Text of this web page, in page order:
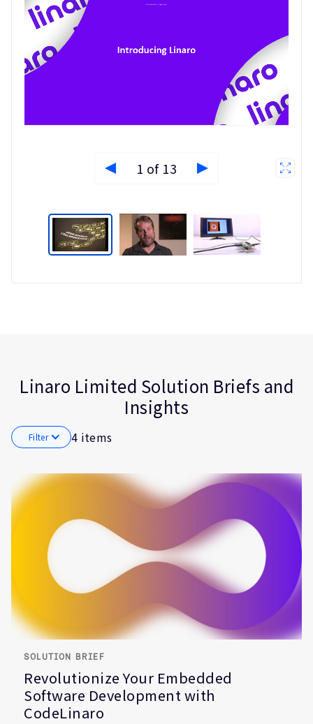
1 of 13
Linaro Limited Solution Briefs and
Insights
Filter 4 items
Solution
Brief
Internet of Things
(IoT)
Automotive
SOLUTION BRIEF
Revolutionize Your Embedded
Software Development with
CodeLinaro